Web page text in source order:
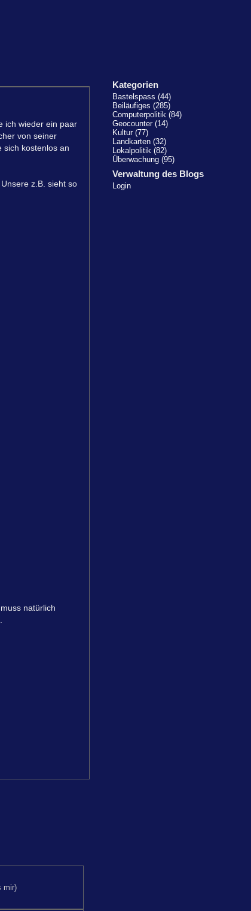
ich wieder ein paar
von seiner
sich kostenlos an
z.B. sieht so
natürlich
mir)
Kategorien
Bastelspass (44)
Beiläufiges (285)
Computerpolitik (84)
Geocounter (14)
Kultur (77)
Landkarten (32)
Lokalpolitik (82)
Überwachung (95)
Verwaltung des Blogs
Login